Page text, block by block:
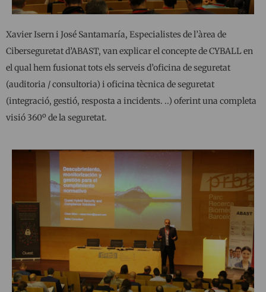
Xavier Isern i José Santamaría, Especialistes de l’àrea de
Ciberseguretat d’ABAST, van explicar el concepte de CYBALL en
el qual hem fusionat tots els serveis d’oficina de seguretat
(auditoria / consultoria) i oficina tècnica de seguretat
(integració, gestió, resposta a incidents. ..) oferint una completa
visió 360º de la seguretat.